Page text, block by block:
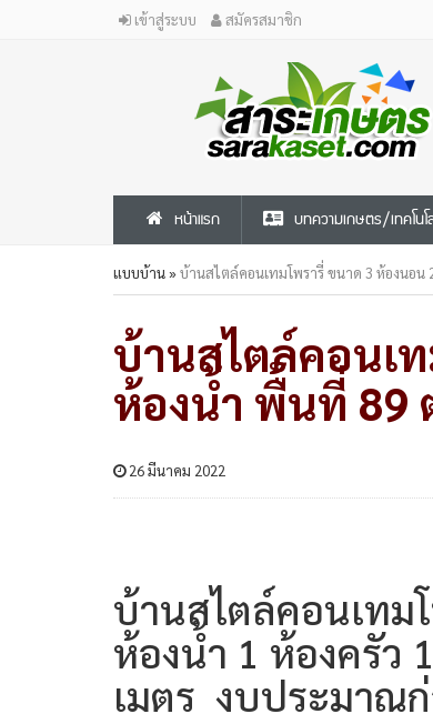
เข้าสู่ระบบ สมัครสมาชิก
หน้าแรก บทความเกษตร/เทคโน
แบบบ้าน»บ้านสไตล์คอนเทมโพรารี​่​ ขนาด 3 ห้องนอน
บ้านสไตล์คอนเ
ห้องน้ำ พื้นที่ 89
26 มีนาคม 2022
บ้านสไตล์คอนเทม
ห้องน้ำ 1 ห้องครัว
เมตร งบประมาณ